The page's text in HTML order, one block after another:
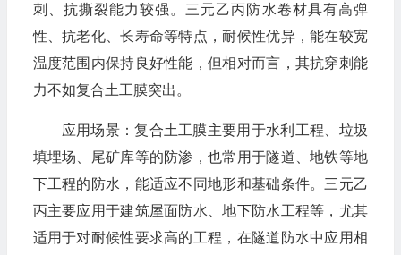
刺、抗撕裂能力较强。三元乙丙防水卷材具有高弹
性、抗老化、长寿命等特点，耐候性优异，能在较宽
温度范围内保持良好性能，但相对而言，其抗穿刺能
力不如复合土工膜突出。
应用场景：复合土工膜主要用于水利工程、垃圾
填埋场、尾矿库等的防渗，也常用于隧道、地铁等地
下工程的防水，能适应不同地形和基础条件。三元乙
丙主要应用于建筑屋面防水、地下防水工程等，尤其
适用于对耐候性要求高的工程，在隧道防水中应用相